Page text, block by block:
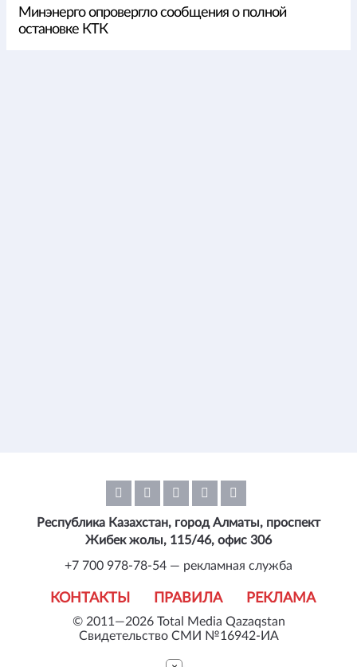
Минэнерго опровергло сообщения о полной
остановке КТК
© 2011—2026 Total Media Qazaqstan
Свидетельство СМИ №16942-ИА
КОНТАКТЫ ПРАВИЛА РЕКЛАМА
Республика Казахстан, город Алматы, проспект
Жибек жолы, 115/46, офис 306
+7 700 978-78-54 — рекламная служба